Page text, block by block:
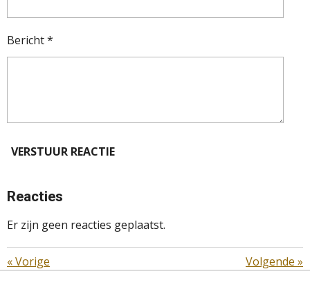
Bericht *
VERSTUUR REACTIE
Reacties
Er zijn geen reacties geplaatst.
«Vorige Volgende »